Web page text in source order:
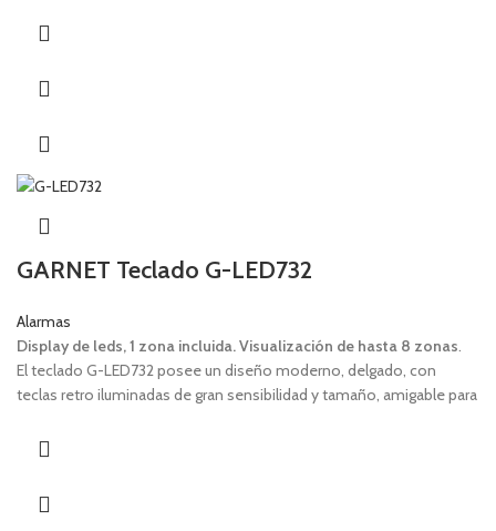
GARNET Teclado G-LED732
Alarmas
Display de leds, 1 zona incluida. Visualización de hasta 8 zonas
El teclado G-LED732 posee un diseño moderno, delgado, con
teclas retro iluminadas de gran sensibilidad y tamaño, amigable para
requieren facilidad en la digitación y visualización.
Display de LED’s de alta luminosidad.